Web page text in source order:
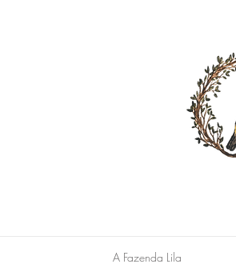
A Fazenda Lila